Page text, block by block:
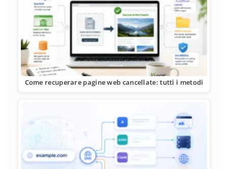
Come recuperare pagine web cancellate: tutti i metodi